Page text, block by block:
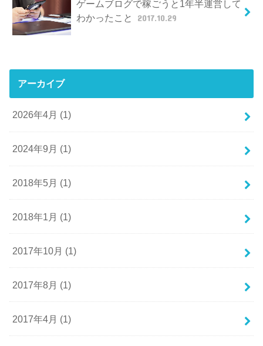
ゲームブログで稼ごうと1年半運営して
わかったこと
2017.10.29
アーカイブ
2026年4月 (1)
2024年9月 (1)
2018年5月 (1)
2018年1月 (1)
2017年10月 (1)
2017年8月 (1)
2017年4月 (1)